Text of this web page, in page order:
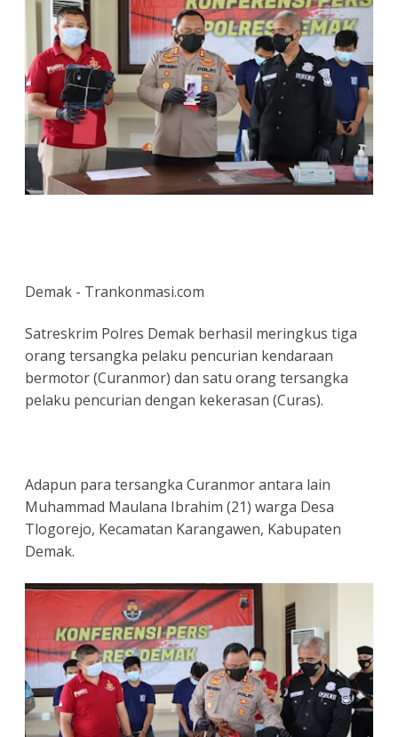
Demak - Trankonmasi.com
Satreskrim Polres Demak berhasil meringkus tiga
orang tersangka pelaku pencurian kendaraan
bermotor (Curanmor) dan satu orang tersangka
pelaku pencurian dengan kekerasan (Curas).
Adapun para tersangka Curanmor antara lain
Muhammad Maulana Ibrahim (21) warga Desa
Tlogorejo, Kecamatan Karangawen, Kabupaten
Demak.